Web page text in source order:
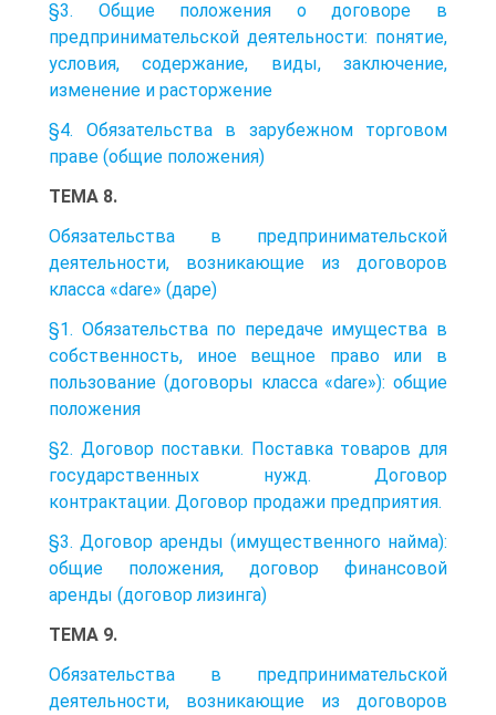
§3. Общие положения о договоре в
предпринимательской деятельности: понятие,
условия, содержание, виды, заключение,
изменение и расторжение
§4. Обязательства в зарубежном торговом
праве (общие положения)
ТЕМА 8.
Обязательства в предпринимательской
деятельности, возникающие из договоров
класса «dare» (даре)
§1. Обязательства по передаче имущества в
собственность, иное вещное право или в
пользование (договоры класса «dare»): общие
положения
§2. Договор поставки. Поставка товаров для
государственных нужд. Договор
контрактации. Договор продажи предприятия.
§3. Договор аренды (имущественного найма):
общие положения, договор финансовой
аренды (договор лизинга)
ТЕМА 9.
Обязательства в предпринимательской
деятельности, возникающие из договоров